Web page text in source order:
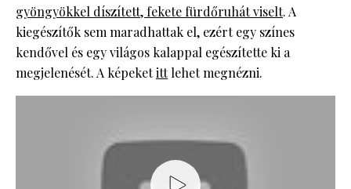
gyöngyökkel díszített, fekete fürdőruhát viselt. A
kiegészítők sem maradhattak el, ezért egy színes
kendővel és egy világos kalappal egészítette ki a
megjelenését. A képeketittlehet megnézni.